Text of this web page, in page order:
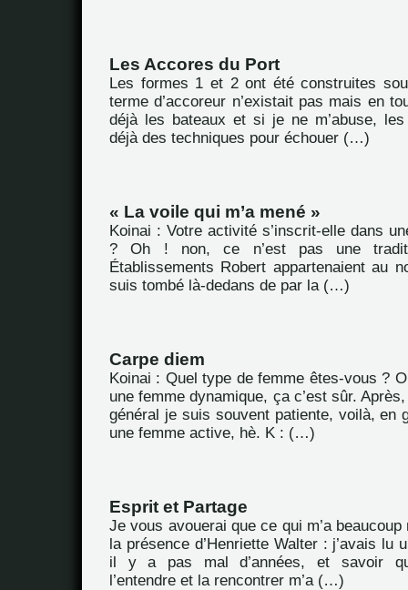
Les Accores du Port
Les formes 1 et 2 ont été construites
terme d’accoreur n’existait pas mais en
déjà les bateaux et si je ne m’abuse,
déjà des techniques pour échouer (…)
« La voile qui m’a mené »
Koinai : Votre activité s’inscrit-elle dans
? Oh ! non, ce n’est pas une
Établissements Robert appartenaient au
suis tombé là-dedans de par la (…)
Carpe diem
Koinai : Quel type de femme êtes-vous ?
une femme dynamique, ça c’est sûr.
général je suis souvent patiente, voilà, en
une femme active, hè. K : (…)
Esprit et Partage
Je vous avouerai que ce qui m’a
la présence d’Henriette Walter : j’avais lu
il y a pas mal d’années, et savoir
l’entendre et la rencontrer m’a (…)